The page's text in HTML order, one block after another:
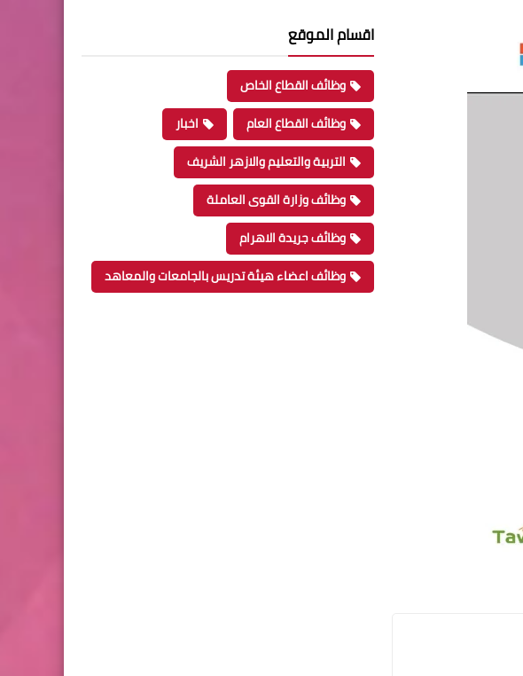
اقسام الموقع
وظائف القطاع الخاص
وظائف القطاع العام
اخبار
التربية والتعليم والازهر الشريف
وظائف وزارة القوى العاملة
وظائف جريدة الاهرام
وظائف اعضاء هيئة تدريس بالجامعات والمعاهد